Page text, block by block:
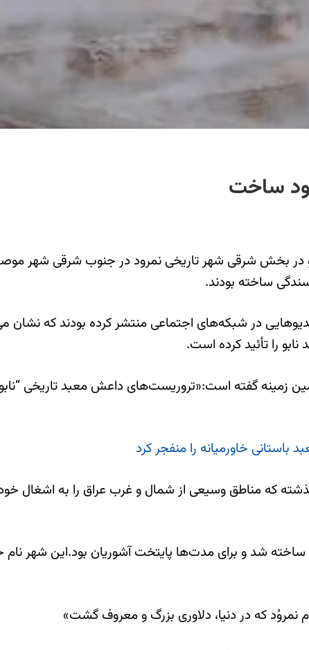
ساخت
ساخته بودند.
سه‌شنبه ۱۸ خرداد ویدیوهایی در شبکه‌های اجتماعی منتشر کرده
را تأئید کرده است.
زمینه گفته است:«تروریست‌های داعش معبد تاریخی
باستانی خاورمیانه را منفجر کرد
که مناطق وسیعی از شمال و غرب عراق را به اشغال خود
که در دنیا، دلاوری بزرگ و معروف گشت»